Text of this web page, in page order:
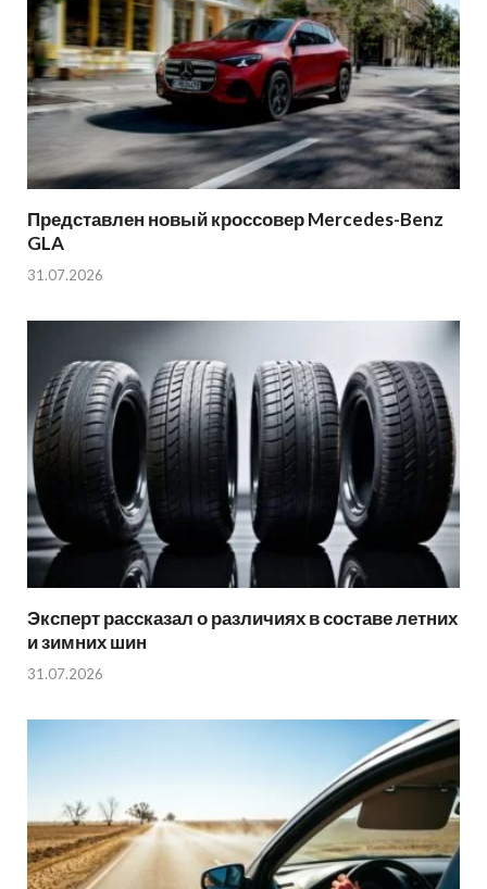
Представлен новый кроссовер Mercedes-Benz
GLA
31.07.2026
Эксперт рассказал о различиях в составе летних
и зимних шин
31.07.2026